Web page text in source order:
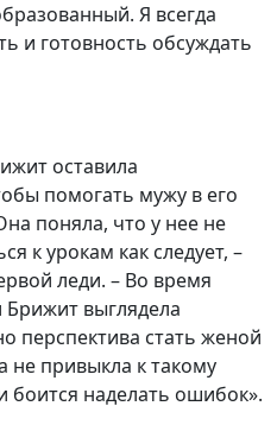
Я всегда
и готовность обсуждать
оставила
помогать мужу в его
поняла, что у нее не
к урокам как следует, –
леди. – Во время
выглядела
перспектива стать женой
не привыкла к такому
боится наделать ошибок».